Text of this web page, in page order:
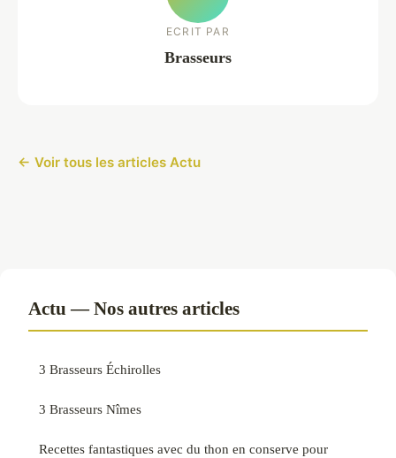
ECRIT PAR
Brasseurs
← Voir tous les articles Actu
Actu — Nos autres articles
3 Brasseurs Échirolles
3 Brasseurs Nîmes
Recettes fantastiques avec du thon en conserve pour